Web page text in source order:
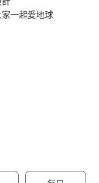
計
一起愛地球